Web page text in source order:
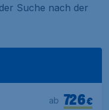
Suche nach der
€
726
ab